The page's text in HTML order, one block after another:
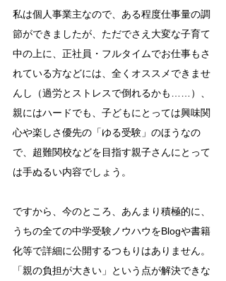
私は個人事業主なので、ある程度仕事量の調
節ができましたが、ただでさえ大変な子育て
中の上に、正社員・フルタイムでお仕事もさ
れている方などには、全くオススメできませ
んし（過労とストレスで倒れるかも……）、
親にはハードでも、子どもにとっては興味関
心や楽しさ優先の「ゆる受験」のほうなの
で、超難関校などを目指す親子さんにとって
は手ぬるい内容でしょう。
ですから、今のところ、あんまり積極的に、
うちの全ての中学受験ノウハウをBlogや書籍
化等で詳細に公開するつもりはありません。
「親の負担が大きい」という点が解決できな